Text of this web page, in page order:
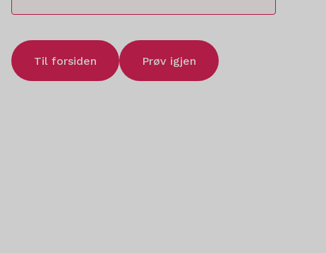
Til forsiden Prøv igjen